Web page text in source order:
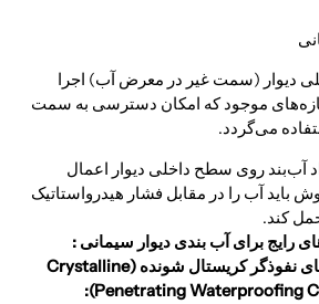
دیوار (سمت غیر در معرض آب) اجرا
موجود که امکان دسترسی به سمت
می‌گردد.
آب‌بند روی سطح داخلی دیوار اعمال
باید آب را در مقابل فشار هیدرواستاتیک
کند.
رایج برای آب بندی دیوار سیمانی :
نفوذگر کریستال شونده (Crystalline
Penetrating Waterproofing